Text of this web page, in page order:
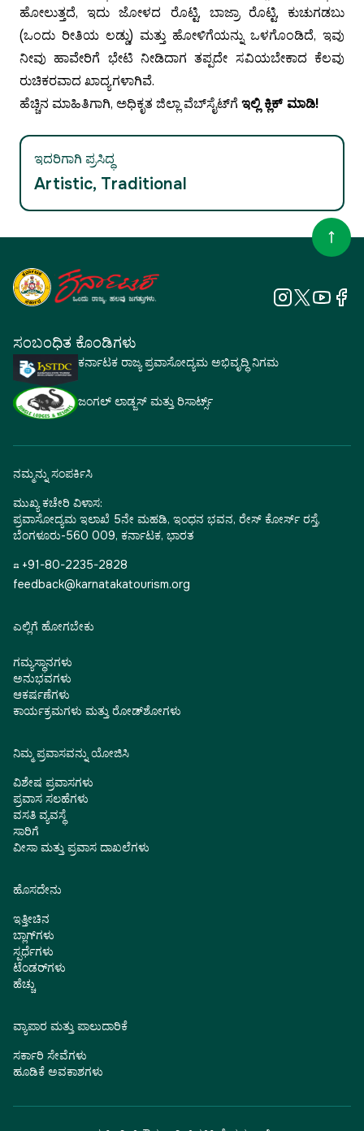
ಹೋಲುತ್ತದೆ, ಇದು ಜೋಳದ ರೊಟ್ಟಿ, ಬಾಜ್ರಾ ರೊಟ್ಟಿ, ಕುಚುಗಡಬು
(ಒಂದು ರೀತಿಯ ಲಡ್ಡು) ಮತ್ತು ಹೋಳಿಗೆಯನ್ನು ಒಳಗೊಂಡಿದೆ, ಇವು
ನೀವು ಹಾವೇರಿಗೆ ಭೇಟಿ ನೀಡಿದಾಗ ತಪ್ಪದೇ ಸವಿಯಬೇಕಾದ ಕೆಲವು
ರುಚಿಕರವಾದ ಖಾದ್ಯಗಳಾಗಿವೆ.
ಹೆಚ್ಚಿನ ಮಾಹಿತಿಗಾಗಿ, ಅಧಿಕೃತ ಜಿಲ್ಲಾ ವೆಬ್‌ಸೈಟ್‌ಗೆ ಇಲ್ಲಿ ಕ್ಲಿಕ್ ಮಾಡಿ!
ಇದರಿಗಾಗಿ ಪ್ರಸಿದ್ಧ
Artistic, Traditional
ಸಂಬಂಧಿತ ಕೊಂಡಿಗಳು
ಕರ್ನಾಟಕ ರಾಜ್ಯ ಪ್ರವಾಸೋದ್ಯಮ ಅಭಿವೃದ್ಧಿ ನಿಗಮ
ಜಂಗಲ್ ಲಾಡ್ಜಸ್ ಮತ್ತು ರಿಸಾರ್ಟ್ಸ್
ನಮ್ಮನ್ನು ಸಂಪರ್ಕಿಸಿ
ಮುಖ್ಯ ಕಚೇರಿ ವಿಳಾಸ:
ಪ್ರವಾಸೋದ್ಯಮ ಇಲಾಖೆ 5ನೇ ಮಹಡಿ, ಇಂಧನ ಭವನ, ರೇಸ್ ಕೋರ್ಸ್ ರಸ್ತೆ,
ಬೆಂಗಳೂರು-560 009, ಕರ್ನಾಟಕ, ಭಾರತ
☎ +91-80-2235-2828
feedback@karnatakatourism.org
ಎಲ್ಲಿಗೆ ಹೋಗಬೇಕು
ಗಮ್ಯಸ್ಥಾನಗಳು
ಅನುಭವಗಳು
ಆಕರ್ಷಣೆಗಳು
ಕಾರ್ಯಕ್ರಮಗಳು ಮತ್ತು ರೋಡ್‌ಶೋಗಳು
ನಿಮ್ಮ ಪ್ರವಾಸವನ್ನು ಯೋಜಿಸಿ
ವಿಶೇಷ ಪ್ರವಾಸಗಳು
ಪ್ರವಾಸ ಸಲಹೆಗಳು
ವಸತಿ ವ್ಯವಸ್ಥೆ
ಸಾರಿಗೆ
ವೀಸಾ ಮತ್ತು ಪ್ರವಾಸ ದಾಖಲೆಗಳು
ಹೊಸದೇನು
ಇತ್ತೀಚಿನ
ಬ್ಲಾಗ್‌ಗಳು
ಸ್ಪರ್ಧೆಗಳು
ಟೆಂಡರ್‌ಗಳು
ಹೆಚ್ಚು
ವ್ಯಾಪಾರ ಮತ್ತು ಪಾಲುದಾರಿಕೆ
ಸರ್ಕಾರಿ ಸೇವೆಗಳು
ಹೂಡಿಕೆ ಅವಕಾಶಗಳು